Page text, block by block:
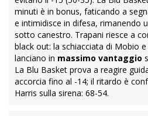
minuti è in bonus, faticando a
e intimidisce in difesa, rimanendo
sotto canestro. Trapani riesce a
black out: la schiacciata di Mobio
lanciano in massimo vantaggio
La Blu Basket prova a reagire
accorcia fino al -14; il ritardo è
Harris sulla sirena: 68-54.